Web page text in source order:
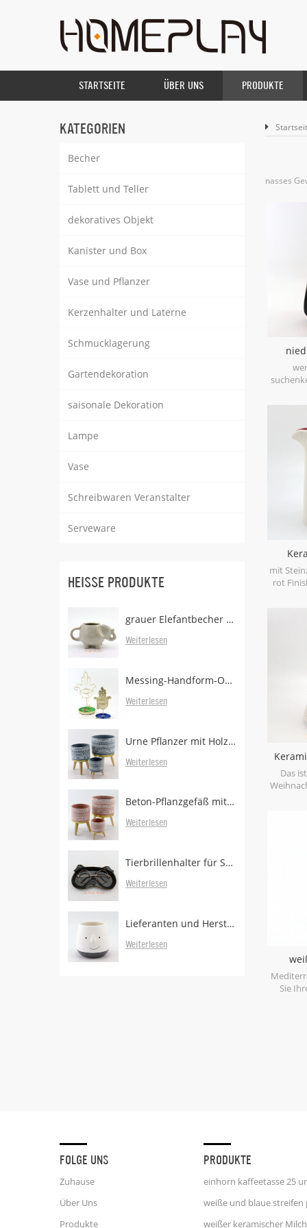
STARTSEITE ÜBER UNS PRODUKTE
KATEGORIEN
Becher
Tablett und Teller
dekoratives Objekt
Kanister und Box
Vase und Pflanzer
Kerzenhalter und Laterne
Schmucklagerung
Gartendekoration
saisonale Dekoration
Lampe
Vase
Schreibwaren Veranstalter
Serveware
HEISSE PRODUKTE
grauer Elefantbecher mit Teebeutelhalter
Weiterlesen
Messing-Handform-Ohrringständer mit Tablett
Weiterlesen
Urne Pflanzer mit Holzbeinen
Weiterlesen
Beton-Pflanzgefäß mit bewaldeten Beinen zum Verkauf
Weiterlesen
Tierbrillenhalter für Schreibtisch
Weiterlesen
Lieferanten und Hersteller von Pflanzgefäßen
Weiterlesen
nasses
mit
rot
mit
Das
Sie
FOLGE UNS
Zuhause
Über Uns
Produkte
PRODUKTE